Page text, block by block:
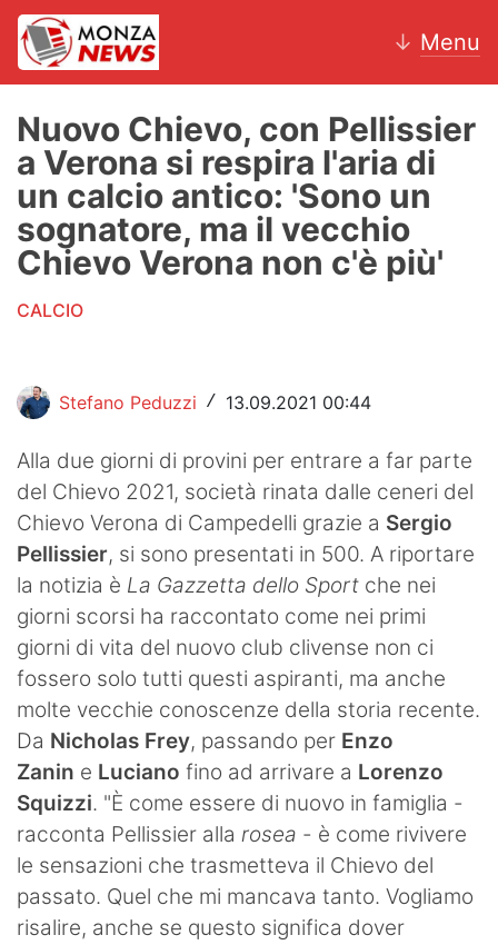
↓ Menu
News
AC Monza
Calcio
Volley
Altri sport
Hockey
Pallanuoto
Pallamano
Altre
News
Turismo
Eventi
Nuovo Chievo, con Pellissier
a Verona si respira l'aria di
un calcio antico: 'Sono un
sognatore, ma il vecchio
Chievo Verona non c'è più'
CALCIO
Stefano Peduzzi / 13.09.2021 00:44
Alla due giorni di provini per entrare a far parte
del Chievo 2021, società rinata dalle ceneri del
Chievo Verona di Campedelli grazie a Sergio
Pellissier, si sono presentati in 500. A riportare
la notizia è La Gazzetta dello Sport che nei
giorni scorsi ha raccontato come nei primi
giorni di vita del nuovo club clivense non ci
fossero solo tutti questi aspiranti, ma anche
molte vecchie conoscenze della storia recente.
Da Nicholas Frey, passando per Enzo
Zanin e Luciano fino ad arrivare a Lorenzo
Squizzi. "È come essere di nuovo in famiglia -
racconta Pellissier alla rosea - è come rivivere
le sensazioni che trasmetteva il Chievo del
passato. Quel che mi mancava tanto. Vogliamo
risalire, anche se questo significa dover